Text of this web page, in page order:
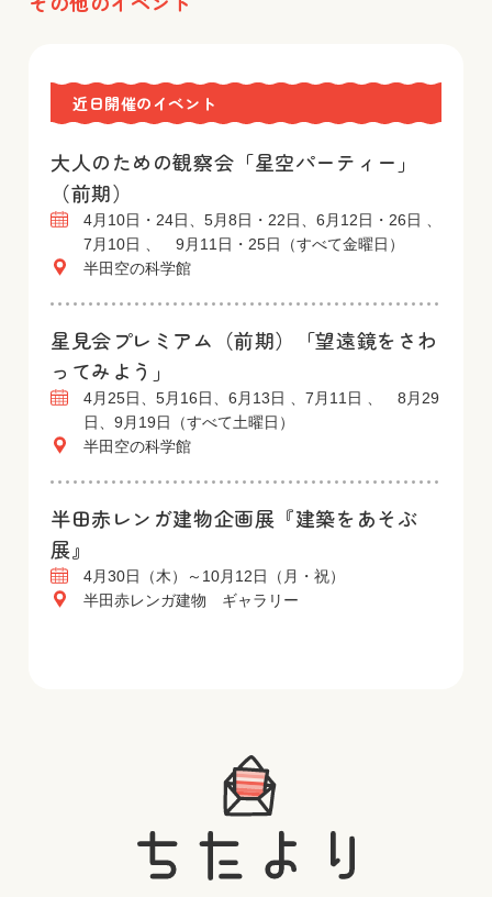
近日開催のイベント
大人のための観察会「星空パーティー」
（前期）
4月10日・24日、5月8日・22日、6月12日・26日 、
7月10日 、 9月11日・25日（すべて金曜日）
半田空の科学館
星見会プレミアム（前期）「望遠鏡をさわ
ってみよう」
4月25日、5月16日、6月13日 、7月11日 、 8月29
日、9月19日（すべて土曜日）
半田空の科学館
半田赤レンガ建物企画展『建築をあそぶ
展』
4月30日（木）～10月12日（月・祝）
半田赤レンガ建物 ギャラリー